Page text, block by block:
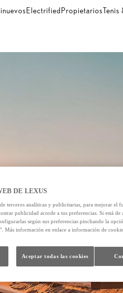
ElectrifiedPropietariosTenis
DE LEXUS
terceros analíticas y publicitarias, para mejorar el
publicidad acorde a tus preferencias. Si está de
según sus preferencias pinchando la
Más información en enlace a información de
Aceptar todas las cookies